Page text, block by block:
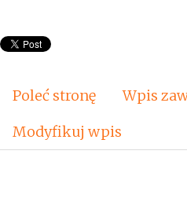
Poleć stronę
Wpis
Modyfikuj wpis